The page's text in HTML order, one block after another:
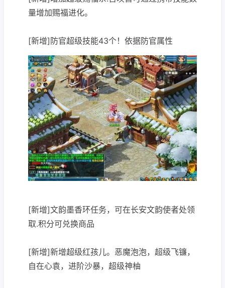
量增加赐福进化。
[新增]防官超级技能43个！依据防官属性
[新增]文韵墨香环任务，可在长安文韵使者处领
取.积分可兑换商品
[新增]新增超级红孩儿。恶魔泡泡，超级飞镰，
自在心袁，进阶沙暴，超级神柚